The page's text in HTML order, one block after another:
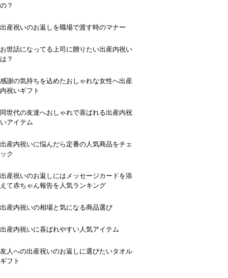
の？
出産祝いのお返しを職場で渡す時のマナー
お世話になってる上司に贈りたい出産内祝い
は？
感謝の気持ちを込めたおしゃれな女性へ出産
内祝いギフト
同世代の友達へおしゃれで喜ばれる出産内祝
いアイテム
出産内祝いに悩んだら定番の人気商品をチェ
ック
出産祝いのお返しにはメッセージカードを添
えて赤ちゃん報告を人気ランキング
出産内祝いの相場と気になる商品選び
出産内祝いに喜ばれやすい人気アイテム
友人への出産祝いのお返しに選びたいタオル
ギフト